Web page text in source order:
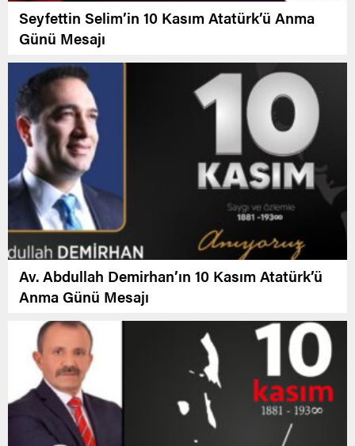
Seyfettin Selim’in 10 Kasım Atatürk’ü Anma
Günü Mesajı
Av. Abdullah Demirhan’ın 10 Kasım Atatürk’ü
Anma Günü Mesajı